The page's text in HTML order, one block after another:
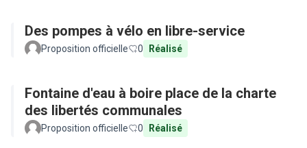
Des pompes à vélo en libre-service
Proposition officielle 0 Réalisé
Fontaine d'eau à boire place de la charte
des libertés communales
Proposition officielle 0 Réalisé